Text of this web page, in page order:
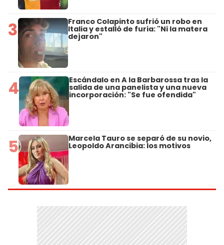
3 Franco Colapinto sufrió un robo en
Italia y estalló de furia: "Ni la matera
dejaron"
4 Escándalo en A la Barbarossa tras la
salida de una panelista y una nueva
incorporación: "Se fue ofendida"
5 Marcela Tauro se separó de su novio,
Leopoldo Arancibia: los motivos